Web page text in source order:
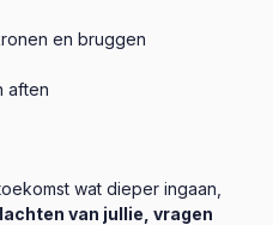
en bruggen
aften
wat dieper ingaan,
van jullie, vragen